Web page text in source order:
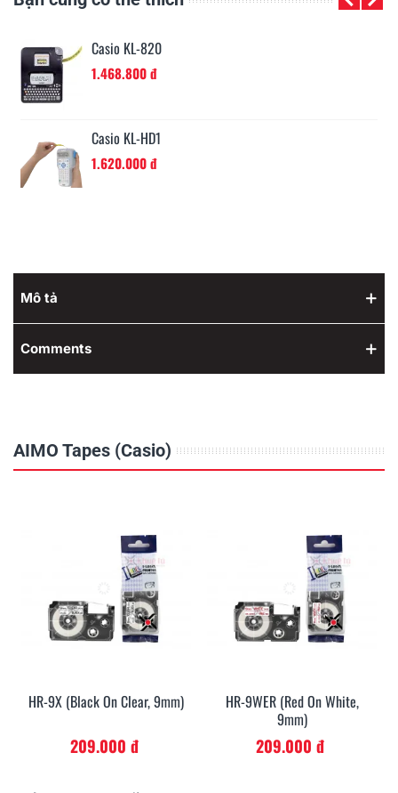
Casio KL-G2
4.860.000 đ
Mô tả
Comments
AIMO Tapes (Casio)
HR-9X (Black On Clear, 9mm)
209.000 đ
HR-9WER (Red On White,
9mm)
209.000 đ